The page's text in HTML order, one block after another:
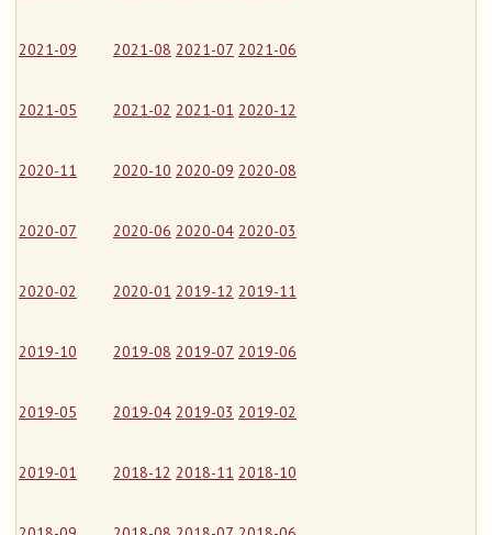
2021-09 2021-08 2021-07 2021-06
2021-05 2021-02 2021-01 2020-12
2020-11 2020-10 2020-09 2020-08
2020-07 2020-06 2020-04 2020-03
2020-02 2020-01 2019-12 2019-11
2019-10 2019-08 2019-07 2019-06
2019-05 2019-04 2019-03 2019-02
2019-01 2018-12 2018-11 2018-10